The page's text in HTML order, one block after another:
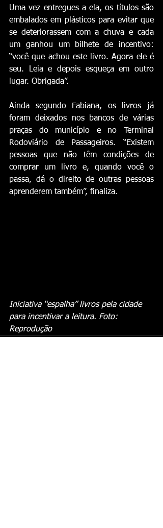
Uma vez entregues a ela, os títulos são
embalados em plásticos para evitar que
se deteriorassem com a chuva e cada
um ganhou um bilhete de incentivo:
“você que achou este livro. Agora ele é
seu. Leia e depois esqueça em outro
lugar. Obrigada”.
Ainda segundo Fabiana, os livros já
foram deixados nos bancos de várias
praças do município e no Terminal
Rodoviário de Passageiros. “Existem
pessoas que não têm condições de
comprar um livro e, quando você o
passa, dá o direito de outras pessoas
aprenderem também”, finaliza.
Iniciativa “espalha” livros pela cidade
para incentivar a leitura. Foto:
Reprodução